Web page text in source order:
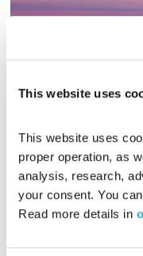
This website uses
This website uses
proper operation, as
analysis, research,
your consent. You
Read more details in